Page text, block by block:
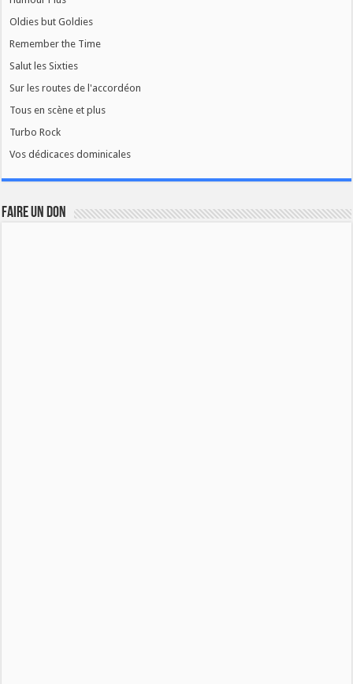
Oldies but Goldies
Remember the Time
Salut les Sixties
Sur les routes de l'accordéon
Tous en scène et plus
Turbo Rock
Vos dédicaces dominicales
FAIRE UN DON